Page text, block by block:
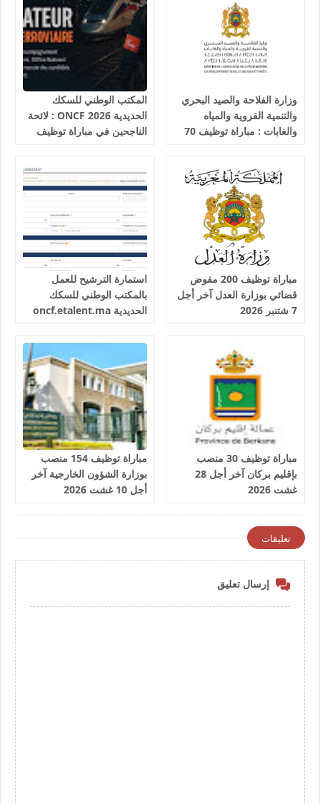
وزارة الفلاحة والصيد البحري
والتنمية القروية والمياه
والغابات : مباراة توظيف 70
المكتب الوطني للسكك
الحديدية 2026 ONCF : لائحة
الناجحين في مباراة توظيف
مباراة توظيف 200 مفوض
قضائي بوزارة العدل آخر أجل
7 شتنبر 2026
استمارة الترشيح للعمل
بالمكتب الوطني للسكك
الحديدية oncf.etalent.ma
مباراة توظيف 30 منصب
بإقليم بركان آخر أجل 28
غشت 2026
مباراة توظيف 154 منصب
بوزارة الشؤون الخارجية آخر
أجل 10 غشت 2026
تعليقات
إرسال تعليق